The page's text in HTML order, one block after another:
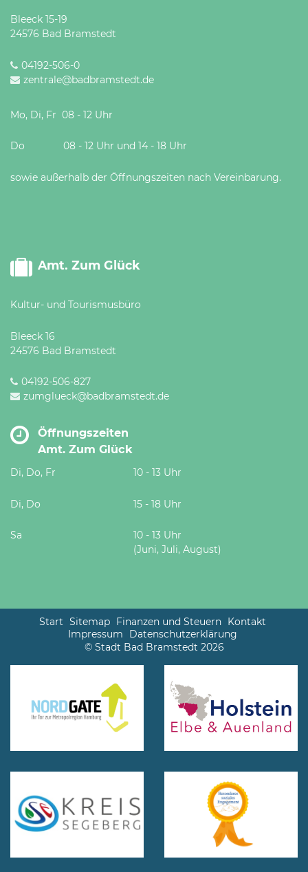
Bleeck 15-19
24576 Bad Bramstedt
04192-506-0
zentrale@badbramstedt.de
Mo, Di, Fr 08 - 12 Uhr
Do 08 - 12 Uhr und 14 - 18 Uhr
sowie außerhalb der Öffnungszeiten nach Vereinbarung.
Amt. Zum Glück
Kultur- und Tourismusbüro
Bleeck 16
24576 Bad Bramstedt
04192-506-827
zumglueck@badbramstedt.de
Öffnungszeiten
Amt. Zum Glück
Di, Do, Fr 10 - 13 Uhr
Di, Do 15 - 18 Uhr
Sa
10 - 13 Uhr
(Juni, Juli, August)
Start Sitemap Finanzen und Steuern Kontakt
Impressum
Datenschutzerklärung
© Stadt Bad Bramstedt 2026